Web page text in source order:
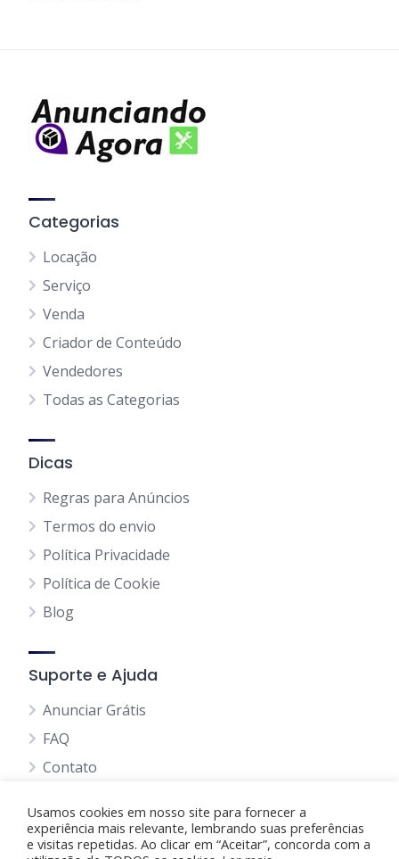
Categorias
Locação
Serviço
Venda
Criador de Conteúdo
Vendedores
Todas as Categorias
Dicas
Regras para Anúncios
Termos do envio
Política Privacidade
Política de Cookie
Blog
Suporte e Ajuda
Anunciar Grátis
FAQ
Contato
Usamos cookies em nosso site para fornecer a
experiência mais relevante, lembrando suas preferências
e visitas repetidas. Ao clicar em “Aceitar”, concorda com a